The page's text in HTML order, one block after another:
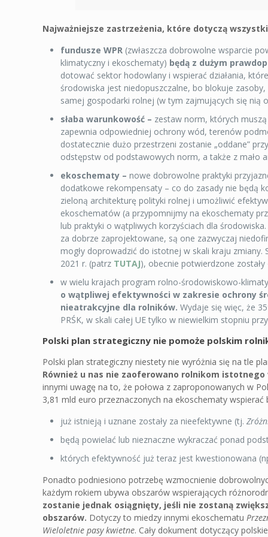
Najważniejsze zastrzeżenia, które dotyczą
fundusze WPR (zwłaszcza dobrowolne wsparcie
klimatyczny i ekoschematy) będą z dużym
dotować sektor hodowlany i wspierać działania,
środowiska jest niedopuszczalne, bo blokuje
samej gospodarki rolnej (w tym zajmujących się nią
słaba warunkowość – zestaw norm, których
zapewnia odpowiedniej ochrony wód, terenów
dostatecznie dużo przestrzeni zostanie „oddane”
odstępstw od podstawowych norm, a także z mało
ekoschematy – nowe dobrowolne praktyki
dodatkowe rekompensaty – co do zasady nie będą
zieloną architekturę polityki rolnej i umożliwić
ekoschematów (a przypomnijmy na ekoschematy
lub praktyki o wątpliwych korzyściach dla
za dobrze zaprojektowane, są one zazwyczaj
mogły doprowadzić do istotnej w skali kraju
2021 r. (patrz TUTAJ), obecnie potwierdzone
w wielu krajach program rolno-środowiskowo-
o wątpliwej efektywności w zakresie ochrony
nieatrakcyjne dla rolników. Wydaje się więc, że
PRŚK, w skali całej UE tylko w niewielkim stopniu
Polski plan strategiczny nie pomoże polskim
Polski plan strategiczny niestety nie wyróżnia się na tle
Również u nas nie zaoferowano rolnikom
innymi uwagę na to, że połowa z zaproponowanych w
3,81 mld euro przeznaczonych na ekoschematy wspierać
już istnieją i uznane zostały za nieefektywne (tj.
będą powielać lub nieznaczne wykraczać ponad
których efektywność już teraz jest kwestionowana
Ponadto podniesiono potrzebę wzmocnienie
każdym rokiem ubywa obszarów wspierających
zostanie jednak osiągnięty, jeśli nie zostaną
obszarów. Dotyczy to miedzy innymi ekoschematu
Wieloletnie pasy kwietne. Cały dokument dotyczący